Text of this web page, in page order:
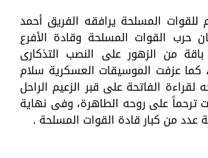
للقوات المسلحة يرافقه الفريق أحمد
حرب القوات المسلحة وقادة الأفرع
من الزهور على النصب التذكارى
كما عزفت الموسيقات العسكرية سلام
الفاتحة على قبر الزعيم الراحل
ترحماً على روحه الطاهرة، وفى نهاية
عدد من كبار قادة القوات المسلحة .